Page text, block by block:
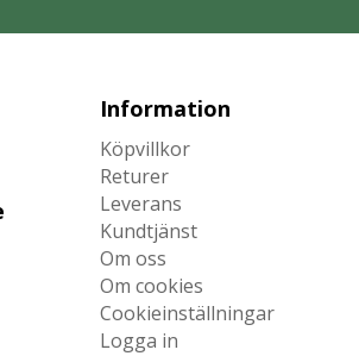
Information
Köpvillkor
Returer
Leverans
Kundtjänst
Om oss
Om cookies
Cookieinställningar
Logga in